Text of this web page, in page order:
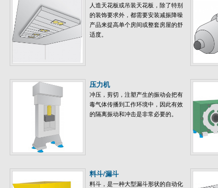
人造天花板或吊装天花板，除了特别
的装饰要求外，都需要安装减振降噪
产品来提高单个房间或整套房屋的舒
适度。
压力机
冲压，剪切，注塑产生的振动会把有
毒气体传播到工作环境中，因此有效
的隔离振动和冲击是非常必要的。
料斗/漏斗
料斗，是一种大型漏斗形状的自动化